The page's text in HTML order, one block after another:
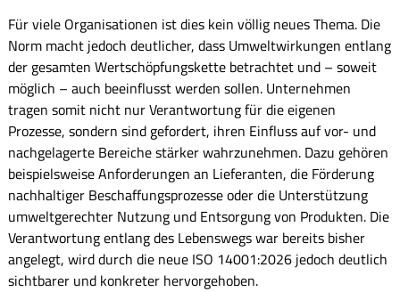
Für viele Organisationen ist dies kein völlig neues Thema. Die
Norm macht jedoch deutlicher, dass Umweltwirkungen entlang
der gesamten Wertschöpfungskette betrachtet und – soweit
möglich – auch beeinflusst werden sollen. Unternehmen
tragen somit nicht nur Verantwortung für die eigenen
Prozesse, sondern sind gefordert, ihren Einfluss auf vor- und
nachgelagerte Bereiche stärker wahrzunehmen. Dazu gehören
beispielsweise Anforderungen an Lieferanten, die Förderung
nachhaltiger Beschaffungsprozesse oder die Unterstützung
umweltgerechter Nutzung und Entsorgung von Produkten. Die
Verantwortung entlang des Lebenswegs war bereits bisher
angelegt, wird durch die neue ISO 14001:2026 jedoch deutlich
sichtbarer und konkreter hervorgehoben.